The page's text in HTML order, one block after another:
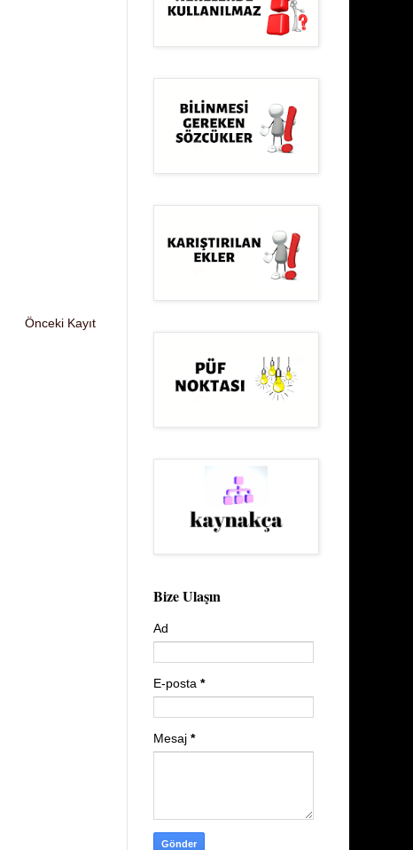
Önceki Kayıt
Bize Ulaşın
Ad
E-posta *
Mesaj *